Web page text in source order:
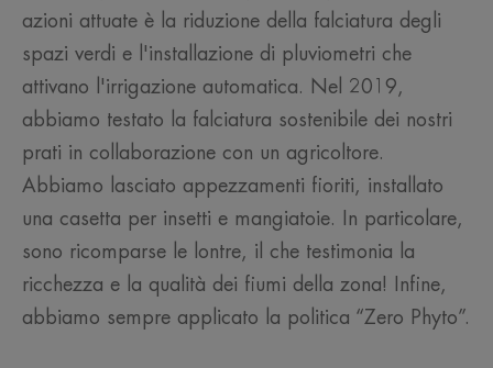
azioni attuate è la riduzione della falciatura degli
spazi verdi e l'installazione di pluviometri che
attivano l'irrigazione automatica. Nel 2019,
abbiamo testato la falciatura sostenibile dei nostri
prati in collaborazione con un agricoltore.
Abbiamo lasciato appezzamenti fioriti, installato
una casetta per insetti e mangiatoie. In particolare,
sono ricomparse le lontre, il che testimonia la
ricchezza e la qualità dei fiumi della zona! Infine,
abbiamo sempre applicato la politica “Zero Phyto”.